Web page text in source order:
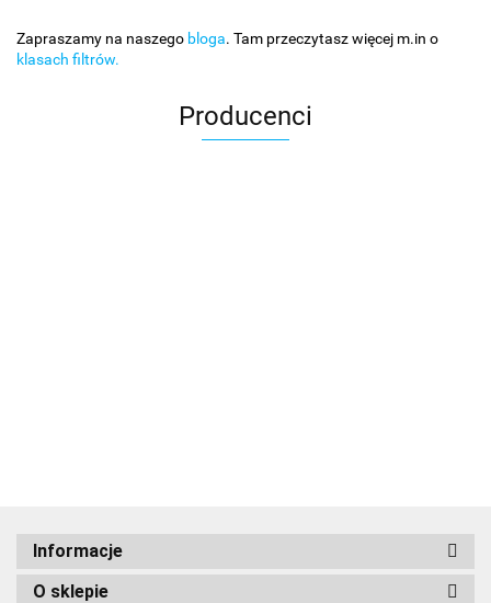
Zapraszamy na naszego bloga. Tam przeczytasz więcej m.in o
klasach filtrów.
Producenci
Informacje
O sklepie